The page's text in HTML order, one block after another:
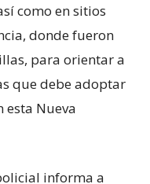
como en sitios
donde fueron
para orientar a
que debe adoptar
esta Nueva
informa a